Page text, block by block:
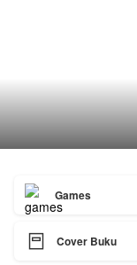
Games
 Cover Buku